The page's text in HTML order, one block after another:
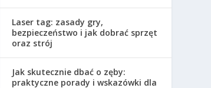
Laser tag: zasady gry,
bezpieczeństwo i jak dobrać sprzęt
oraz strój
Jak skutecznie dbać o zęby:
praktyczne porady i wskazówki dla